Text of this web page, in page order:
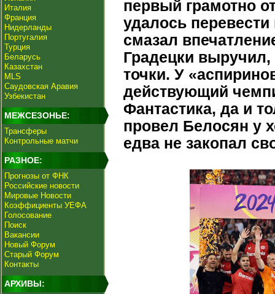
Италия
Франция
Нидерланды
Португалия
Турция
Беларусь
Казахстан
MLS
Саудовская Аравия
Узбекистан
МЕЖСЕЗОНЬЕ:
Трансферы
Контрольные матчи
РАЗНОЕ:
Прогнозы от ФНК
Российские новости
Мировые Новости
Коэффициенты УЕФА
Голосование
Поиск
Вакансии
Новый Форум
Старый Форум
Контакты
АРХИВЫ:
первый грамотно
удалось
смазал
Градецки
точки. У
действующий
Фантастика, да и
провел Белосян у
едва не закопал